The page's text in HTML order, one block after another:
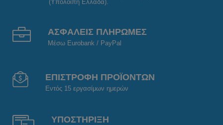
(Υπόλοιπη Ελλάδα).
ΑΣΦΑΛΕΙΣ ΠΛΗΡΩΜΕΣ
Μέσω Eurobank / PayPal
ΕΠΙΣΤΡΟΦΗ ΠΡΟΪΟΝΤΩΝ
Εντός 15 εργασίμων ημερών
ΥΠΟΣΤΗΡΙΞΗ